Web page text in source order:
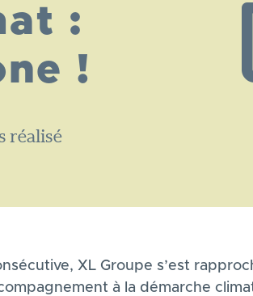
:
!
réalisé
XL Groupe s’est
à la démarche